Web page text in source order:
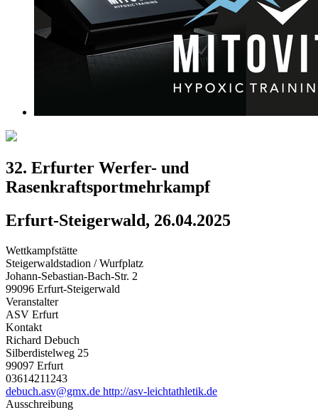
32. Erfurter Werfer- und
Rasenkraftsportmehrkampf
Erfurt-Steigerwald, 26.04.2025
Wettkampfstätte
Steigerwaldstadion / Wurfplatz
Johann-Sebastian-Bach-Str. 2
99096 Erfurt-Steigerwald
Veranstalter
ASV Erfurt
Kontakt
Richard Debuch
Silberdistelweg 25
99097 Erfurt
03614211243
debuch.asv@gmx.de http://asv-leichtathletik.de
Ausschreibung